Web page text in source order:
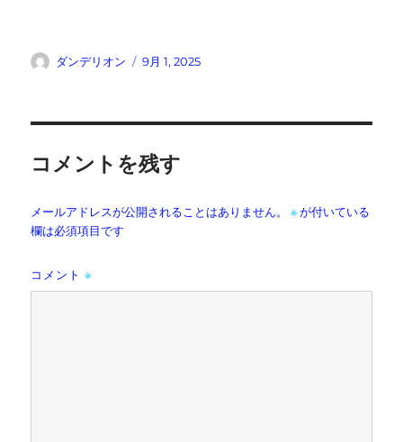
投
ダンデリオン
投
9月 1, 2025
コメントを残す
メールアドレスが公開されることはありません。 ※が付いている
欄は必須項目です
コメント※